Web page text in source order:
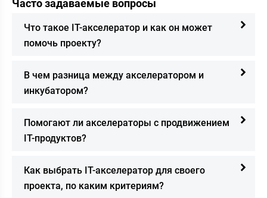
Часто задаваемые вопросы
Что такое IT-акселератор и как он может
помочь проекту?
В чем разница между акселератором и
инкубатором?
Помогают ли акселераторы с продвижением
IT-продуктов?
Как выбрать IT-акселератор для своего
проекта, по каким критериям?